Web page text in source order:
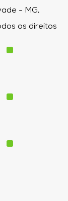
- MG,
os direitos